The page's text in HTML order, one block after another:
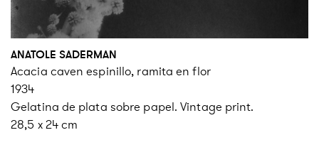
ANATOLE SADERMAN
Acacia caven espinillo, ramita en flor
1934
Gelatina de plata sobre papel. Vintage print.
28,5 x 24 cm